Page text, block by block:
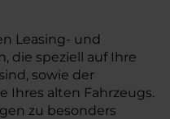
Leasing- und
die speziell auf Ihre
sowie der
Ihres alten Fahrzeugs.
zu besonders